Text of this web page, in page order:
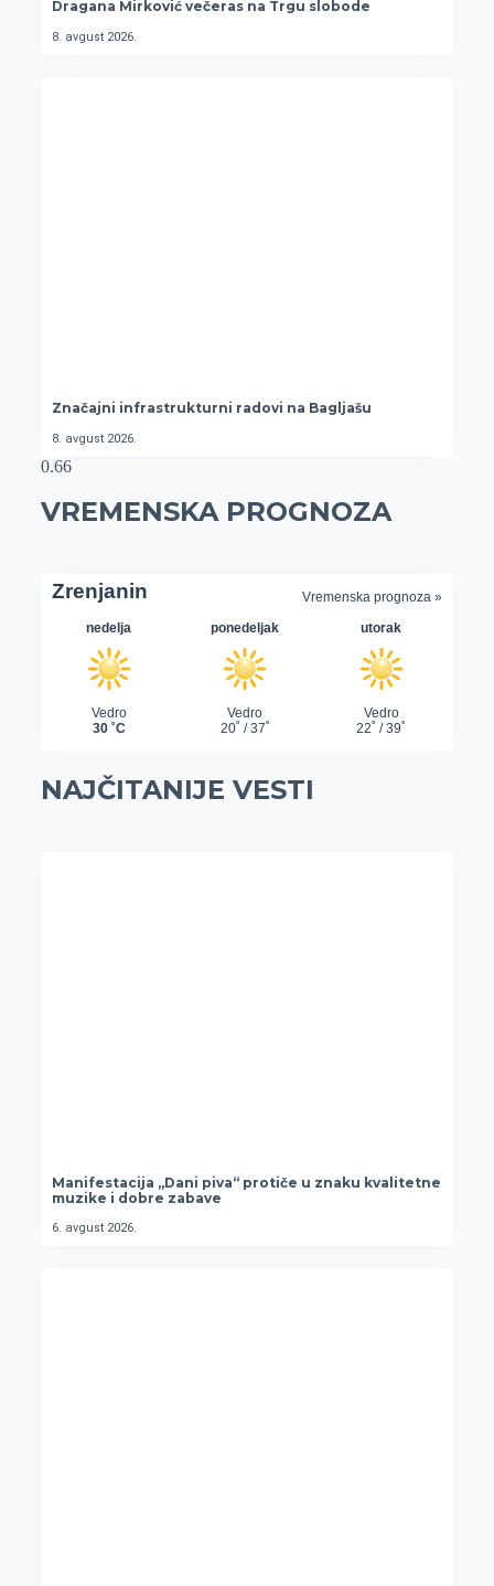
Dragana Mirković večeras na Trgu slobode
8. avgust 2026.
Značajni infrastrukturni radovi na Bagljašu
8. avgust 2026.
VREMENSKA PROGNOZA
NAJČITANIJE VESTI
Manifestacija „Dani piva“ protiče u znaku kvalitetne
muzike i dobre zabave
6. avgust 2026.